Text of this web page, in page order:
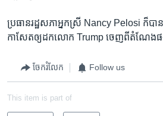
ប្រធាន​រដ្ឋសភា​អ្នកស្រី Nancy Pelosi ក៏​បា
កាសែត​ឲ្យ​ដក​លោក Trump ចេញ​ពី​តំណែង​ផ
ចែករំលែក Follow us
This item is part of